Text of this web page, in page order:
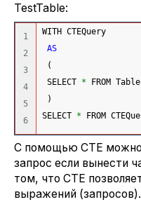
TestTable:
1
2
3
4
5
WITH CTEQuery
AS
(
SELECT * FROM Table
)
SELECT * FROM
С помощью CTE можно
запрос если вынести
том, что CTE
выражений